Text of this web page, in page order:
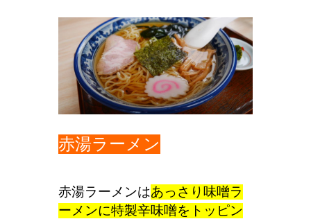
赤湯ラーメン
赤湯ラーメンはあっさり味噌ラ
ーメンに特製辛味噌をトッピン